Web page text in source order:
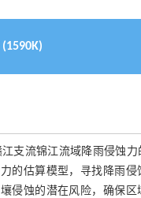
(1590K)
支流锦江流域降雨侵蚀力
的估算模型，寻找降雨侵
侵蚀的潜在风险，确保区